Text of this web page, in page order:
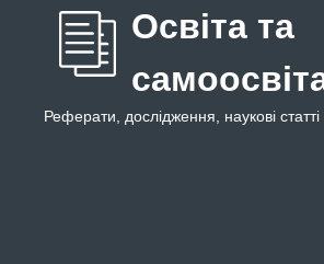
Освіта та
Реферати, дослідження, наукові